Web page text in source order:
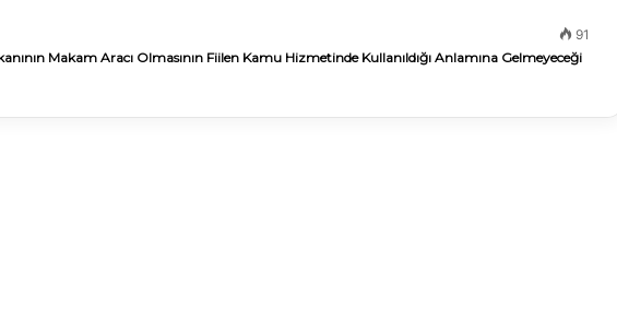
91
Makam Aracı Olmasının Fiilen Kamu Hizmetinde Kullanıldığı Anlamına Gelmeyeceği